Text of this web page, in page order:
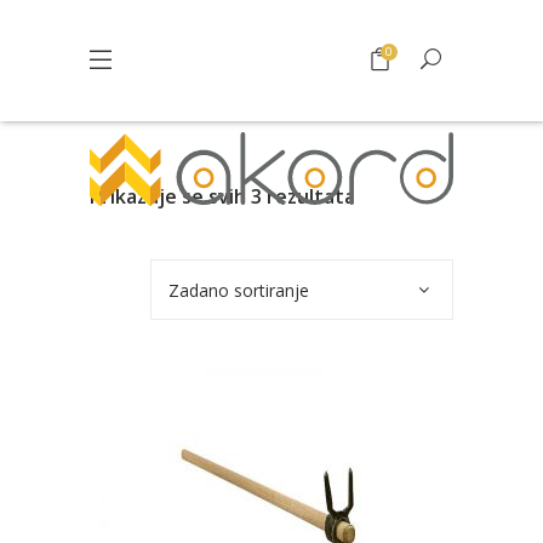
0
Prikazuje se svih 3 rezultata
Zadano sortiranje